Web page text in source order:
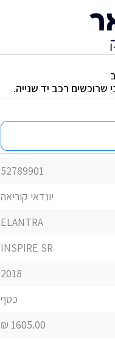
רכב יד שנייה.
52789901
יונדאי קוריאה
ELANTRA
INSPIRE SR
2018
כסף
1605.00 ₪